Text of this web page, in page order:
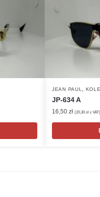
JEAN PAUL,
JP-634 A
16,50 zł (20,30 zł z VAT)